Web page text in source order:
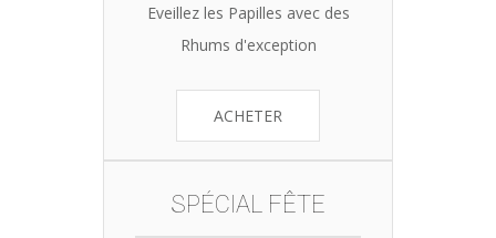
Eveillez les Papilles avec des
Rhums d'exception
ACHETER
SPÉCIAL FÊTE